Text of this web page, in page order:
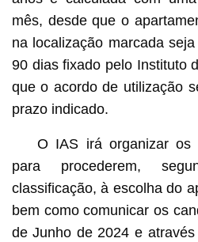
mês, desde que o
na localização marcada
90 dias fixado pelo Instituto
que o acordo de utilização
prazo indicado.
O IAS irá organizar os
para procederem,
classificação, à escolha do
bem como comunicar os
de Junho de 2024 e